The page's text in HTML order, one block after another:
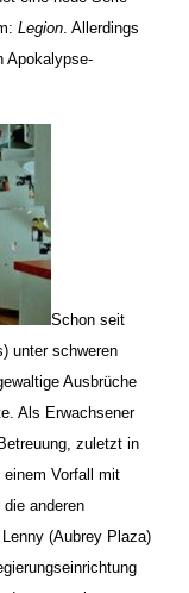
Legion. Allerdings
Apokalypse-
Schon seit
unter schweren
Ausbrüche
Als Erwachsener
zuletzt in
einem Vorfall mit
anderen
(Aubrey Plaza)